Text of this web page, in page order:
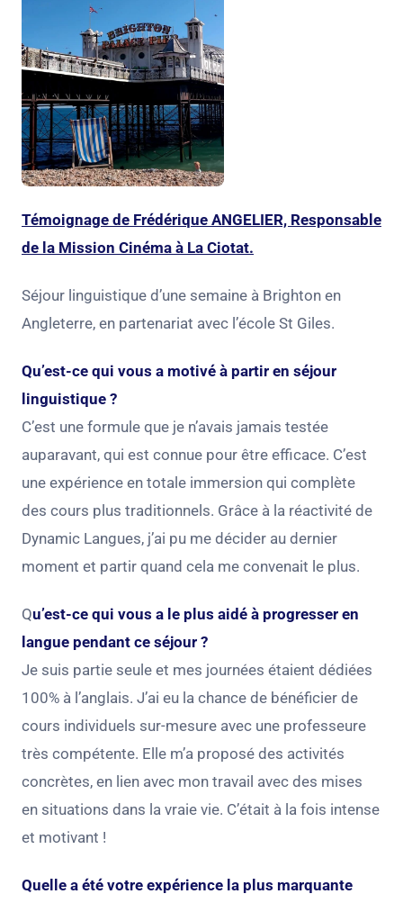
Témoignage de Frédérique ANGELIER, Responsable
de la Mission Cinéma à La Ciotat.
Séjour linguistique d’une semaine à Brighton en
Angleterre, en partenariat avec l’école St Giles.
Qu’est-ce qui vous a motivé à partir en séjour
linguistique ?
C’est une formule que je n’avais jamais testée
auparavant, qui est connue pour être efficace. C’est
une expérience en totale immersion qui complète
des cours plus traditionnels. Grâce à la réactivité de
Dynamic Langues, j’ai pu me décider au dernier
moment et partir quand cela me convenait le plus.
Qu’est-ce qui vous a le plus aidé à progresser en
langue pendant ce séjour ?
Je suis partie seule et mes journées étaient dédiées
100% à l’anglais. J’ai eu la chance de bénéficier de
cours individuels sur-mesure avec une professeure
très compétente. Elle m’a proposé des activités
concrètes, en lien avec mon travail avec des mises
en situations dans la vraie vie. C’était à la fois intense
et motivant !
Quelle a été votre expérience la plus marquante